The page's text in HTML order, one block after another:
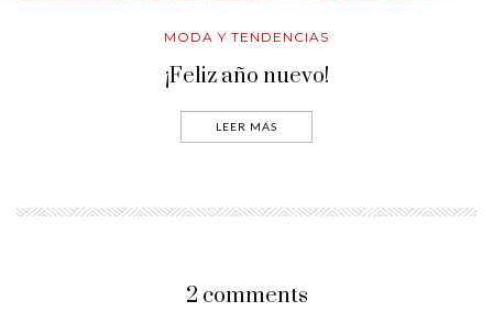
MODA Y TENDENCIAS
¡Feliz año nuevo!
LEER MÁS
2 comments